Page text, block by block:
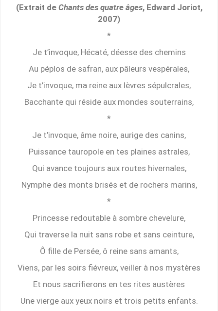
(Extrait deChants des quatre âges, Edward Joriot,
2007)
*
Je t’invoque, Hécaté, déesse des chemins
Au péplos de safran, aux pâleurs vespérales,
Je t’invoque, ma reine aux lèvres sépulcrales,
Bacchante qui réside aux mondes souterrains,
*
Je t’invoque, âme noire, aurige des canins,
Puissance tauropole en tes plaines astrales,
Qui avance toujours aux routes hivernales,
Nymphe des monts brisés et de rochers marins,
*
Princesse redoutable à sombre chevelure,
Qui traverse la nuit sans robe et sans ceinture,
Ô fille de Persée, ô reine sans amants,
Viens, par les soirs fiévreux, veiller à nos mystères
Et nous sacrifierons en tes rites austères
Une vierge aux yeux noirs et trois petits enfants.